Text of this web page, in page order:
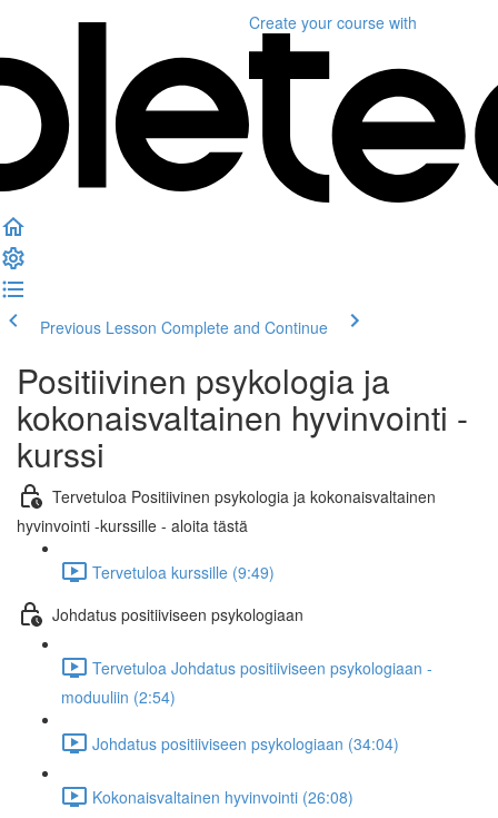
Create your course with
Previous Lesson Complete and Continue
Positiivinen psykologia ja
kokonaisvaltainen hyvinvointi -
kurssi
Tervetuloa Positiivinen psykologia ja kokonaisvaltainen
hyvinvointi -kurssille - aloita tästä
Tervetuloa kurssille (9:49)
Johdatus positiiviseen psykologiaan
Tervetuloa Johdatus positiiviseen psykologiaan -
moduuliin (2:54)
Johdatus positiiviseen psykologiaan (34:04)
Kokonaisvaltainen hyvinvointi (26:08)